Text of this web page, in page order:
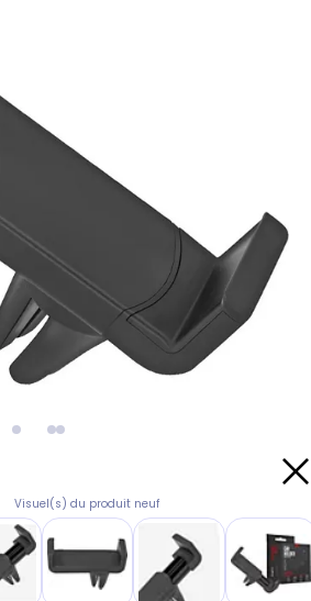
Visuel(s) du produit neuf